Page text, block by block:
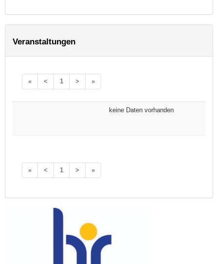
Veranstaltungen
« < 1 > »
keine Daten vorhanden
« < 1 > »